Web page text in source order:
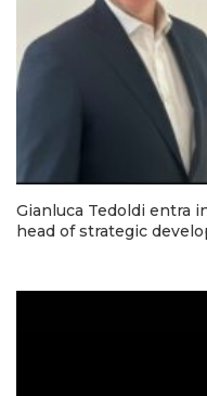
Gianluca Tedoldi entra
head of strategic